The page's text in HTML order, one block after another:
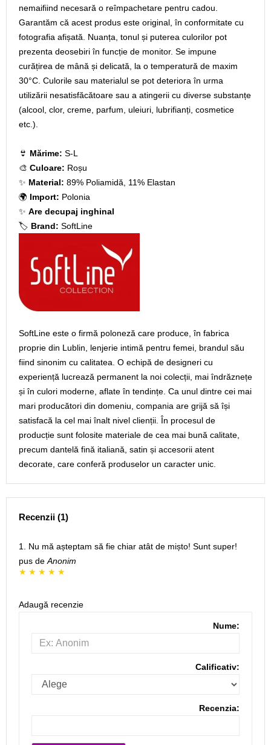
nemaifiind necesară o reîmpachetare pentru cadou.
Garantăm că acest produs este original, în conformitate cu
fotografia afișată. Nuanța, tonul și puterea culorilor pot
prezenta deosebiri în funcție de monitor. Se impune
curățirea de mână și delicată, la o temperatură de maxim
30°C. Culorile sau materialul se pot deteriora în urma
utilizării nesatisfăcătoare sau a atingerii cu diverse substanțe
(alcool, clor, creme, parfum, uleiuri, lubrifianți, cosmetice
etc.).
👙 Mărime: S-L
🎨 Culoare: Roșu
✨ Material: 89% Poliamidă, 11% Elastan
🌍 Import: Polonia
✨ Are decupaj inghinal
🏷️ Brand: SoftLine
SoftLine este o firmă poloneză care produce, în fabrica
proprie din Lublin, lenjerie intimă pentru femei, brandul său
fiind sinonim cu calitatea. O echipă de designeri cu
experiență lucrează permanent la noi colecții, mai îndrăznețe
și în culori moderne, aflate în tendințe. Ca unul dintre cei mai
mari producători din domeniu, compania are grijă să își
satisfacă la cel mai înalt nivel clienții. În procesul de
producție sunt folosite materiale de cea mai bună calitate,
precum dantelă fină italiană, satin și accesorii atent
decorate, care conferă produselor un caracter unic.
Recenzii (1)
1. Nu mă așteptam să fie chiar atât de mișto! Sunt super!
pus de Anonim
Adaugă recenzie
Nume:
Calificativ:
Recenzia: